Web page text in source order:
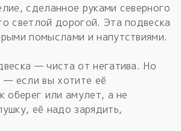
сделанное руками северного
светлой дорогой. Эта подвеска
помыслами и напутствиями.
— чиста от негатива. Но
— если вы хотите её
оберег или амулет, а не
её надо зарядить,